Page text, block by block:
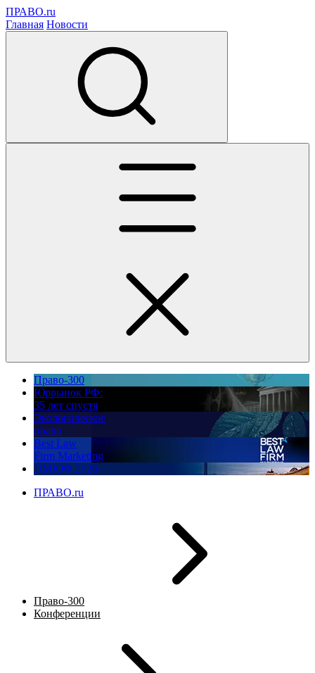
ПРАВО.ru
Главная Новости
Право-300
Юррынок РФ:
35 лет спустя
Экологическое
право
Best Law
Firm Marketing
ПМЮФ 2026
ПРАВО.ru
Право-300
Конференции